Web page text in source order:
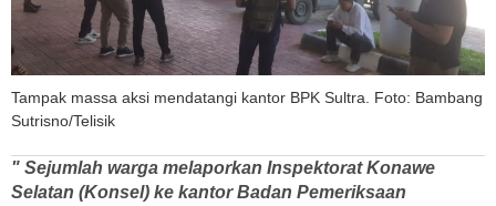
Tampak massa aksi mendatangi kantor BPK Sultra. Foto: Bambang
Sutrisno/Telisik
" Sejumlah warga melaporkan Inspektorat Konawe
Selatan (Konsel) ke kantor Badan Pemeriksaan